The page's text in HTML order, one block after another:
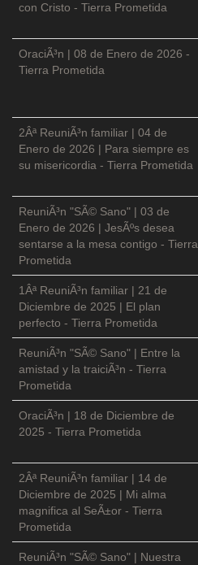
con Cristo - Tierra Prometida
OraciÃ³n | 08 de Enero de 2026 -
Tierra Prometida
2Âª ReuniÃ³n familiar | 04 de
Enero de 2026 | Para siempre es
su misericordia - Tierra Prometida
ReuniÃ³n "SÃ© Sano" | 03 de
Enero de 2026 | JesÃºs desea
sentarse a la mesa contigo - Tierra
Prometida
1Âª ReuniÃ³n familiar | 21 de
Diciembre de 2025 | El plan
perfecto - Tierra Prometida
ReuniÃ³n "SÃ© Sano" | Entre la
amistad y la traiciÃ³n - Tierra
Prometida
OraciÃ³n | 18 de Diciembre de
2025 - Tierra Prometida
2Âª ReuniÃ³n familiar | 14 de
Diciembre de 2025 | Mi alma
magnifica al SeÃ±or - Tierra
Prometida
ReuniÃ³n "SÃ© Sano" | Nuestra